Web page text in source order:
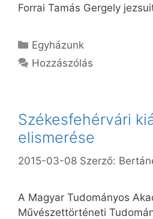
Forrai Tamás Gergely
Kategória
Egyházunk
Hozzászólás
Székesfehérvári
elismerése
2015-03-08 Szerző:
A Magyar Tudományos
Művészettörténeti